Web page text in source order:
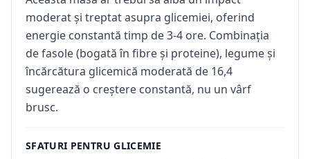
moderat și treptat asupra glicemiei, oferind
energie constantă timp de 3-4 ore. Combinația
de fasole (bogată în fibre și proteine), legume și
încărcătura glicemică moderată de 16,4
sugerează o creștere constantă, nu un vârf
brusc.
SFATURI PENTRU GLICEMIE